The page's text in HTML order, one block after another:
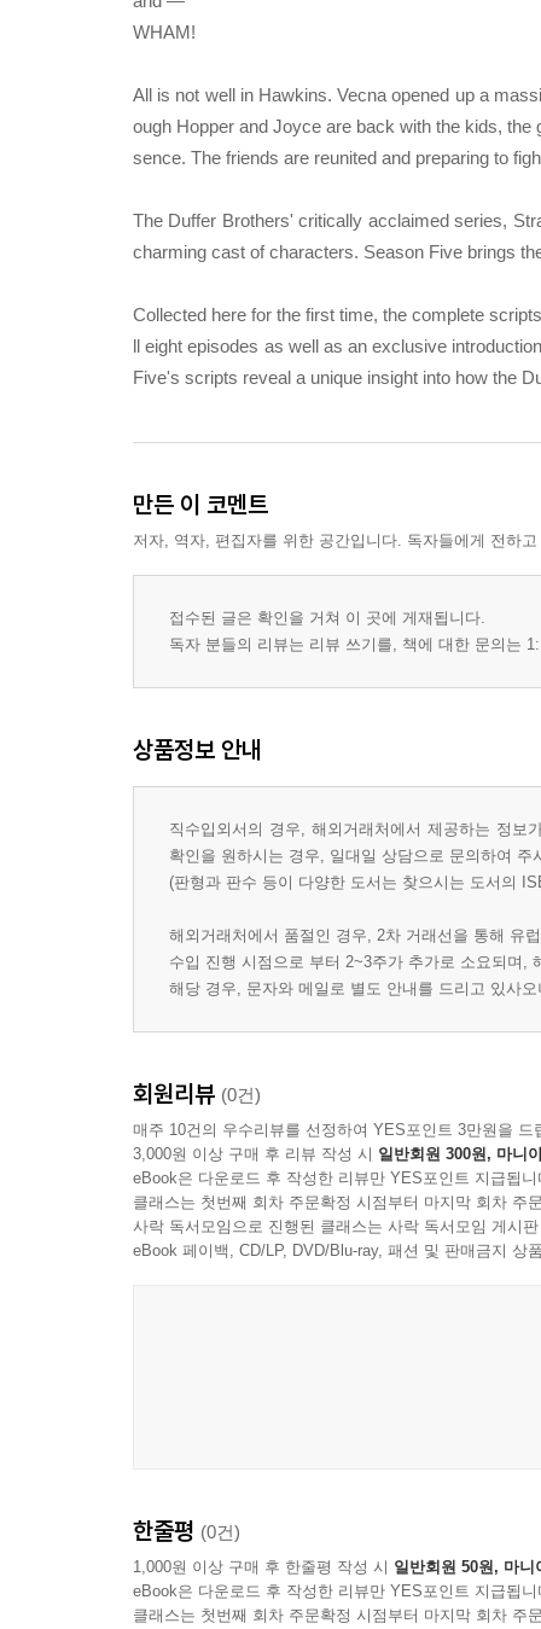
WHAM!
All is not well in Hawkins. Vecna opened up a
ough Hopper and Joyce are back with the kids,
sence. The friends are reunited and preparing to
The Duffer Brothers' critically acclaimed series,
charming cast of characters. Season Five brings
Collected here for the first time, the complete
ll eight episodes as well as an exclusive
Five's scripts reveal a unique insight into how the
만든 이 코멘트
저자, 역자, 편집자를 위한 공간입니다. 독자들에게 전하
접수된 글은 확인을 거쳐 이 곳에 게재됩니다.
독자 분들의 리뷰는 리뷰 쓰기를, 책에 대한 문의는
상품정보 안내
직수입외서의 경우, 해외거래처에서 제공하는 정
확인을 원하시는 경우, 일대일 상담으로 문의하여 주
(판형과 판수 등이 다양한 도서는 찾으시는 도서의
해외거래처에서 품절인 경우, 2차 거래선을 통해 유
수입 진행 시점으로 부터 2~3주가 추가로 소요되며,
해당 경우, 문자와 메일로 별도 안내를 드리고 있사
회원리뷰 (0건)
매주 10건의 우수리뷰를 선정하여 YES포인트 3만원을 드
3,000원 이상 구매 후 리뷰 작성 시 일반회원 300원, 마니
eBook은 다운로드 후 작성한 리뷰만 YES포인트 지급됩니
클래스는 첫번째 회차 주문확정 시점부터 마지막 회차 주
사락 독서모임으로 진행된 클래스는 사락 독서모임 게시
eBook 페이백, CD/LP, DVD/Blu-ray, 패션 및 판매금지 상
한줄평 (0건)
1,000원 이상 구매 후 한줄평 작성 시 일반회원 50원, 마니
eBook은 다운로드 후 작성한 리뷰만 YES포인트 지급됩니
클래스는 첫번째 회차 주문확정 시점부터 마지막 회차 주